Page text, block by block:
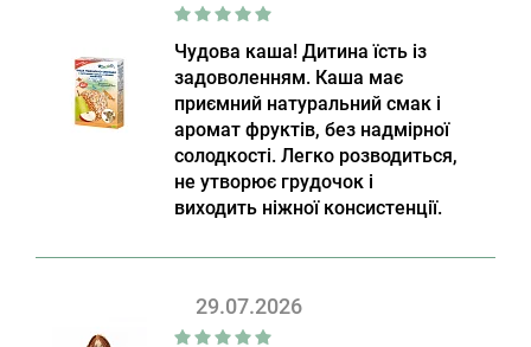
Чудова каша! Дитина їсть із
задоволенням. Каша має
приємний натуральний смак і
аромат фруктів, без надмірної
солодкості. Легко розводиться,
не утворює грудочок і
виходить ніжної консистенції.
29.07.2026